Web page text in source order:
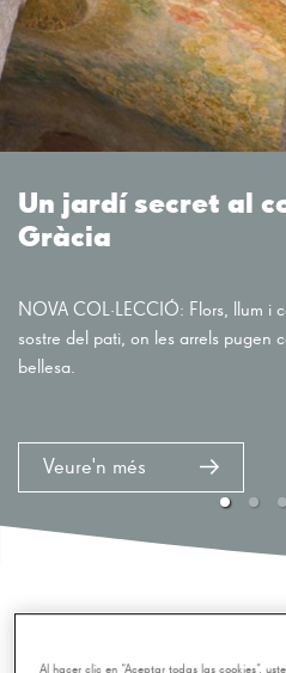
Un jardí secret al
Gràcia
NOVA COL·LECCIÓ: Flors, llum i
sostre del pati, on les arrels pugen
bellesa.
Veure'n més
Al hacer clic en “Aceptar todas las cookies”,